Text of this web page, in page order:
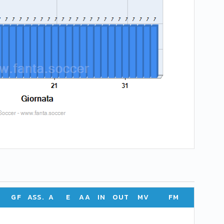
GF ASS. A E AA IN OUT MV FM